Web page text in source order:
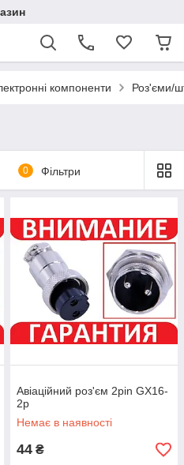
компоненти Роз'єми/
0 Фільтри
Авіаційний роз'єм 2pin GX16-
2p
Немає в наявності
44 ₴